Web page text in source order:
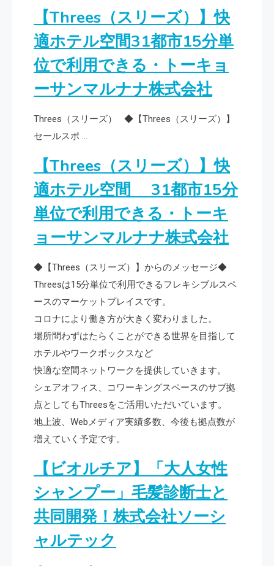
【Threes（スリーズ）】快
適ホテル空間31都市15分単
位で利用できる・トーキョ
ーサンマルナナ株式会社
Threes（スリーズ） ◆【Threes（スリーズ）】
セールスポ …
【Threes（スリーズ）】快
適ホテル空間 31都市15分
単位で利用できる・トーキ
ョーサンマルナナ株式会社
◆【Threes（スリーズ）】からのメッセージ◆
Threesは15分単位で利用できるフレキシブルスペ
ースのマーケットプレイスです。
コロナにより働き方が大きく変わりました。
場所問わずはたらくことができる世界を目指して
ホテルやワークボックスなど
快適な空間ネットワークを提供していきます。
シェアオフィス、コワーキングスペースのサブ拠
点としてもThreesをご活用いただいています。
地上波、Webメディア実績多数、今後も拠点数が
増えていく予定です。
【ビオルチア】「大人女性
シャンプー」毛髪診断士と
共同開発！株式会社ソーシ
ャルテック